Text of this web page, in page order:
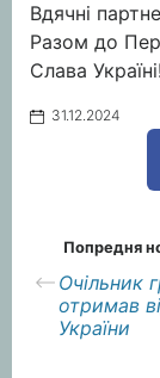
Вдячні
Разом до
Слава Україні!
31.12.2024
Попредня
Очільник
отримав
України